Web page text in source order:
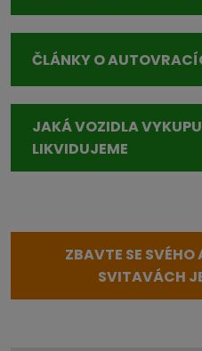
ČLÁNKY O
JAKÁ VOZIDLA
LIKVIDUJEME
ZBAVTE SE
SVITAVÁCH